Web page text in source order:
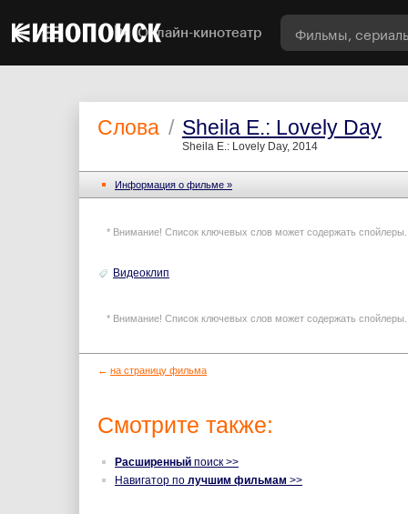
Онлайн-кинотеатр
Слова / Sheila E.: Lovely Day
Sheila E.: Lovely Day, 2014
Информация o фильме »
* Внимание! Список ключевых слов может содержать
Видеоклип
* Внимание! Список ключевых слов может содержать
← на страницу фильма
Смотрите также:
Расширенный поиск >>
Навигатор по лучшим фильмам >>